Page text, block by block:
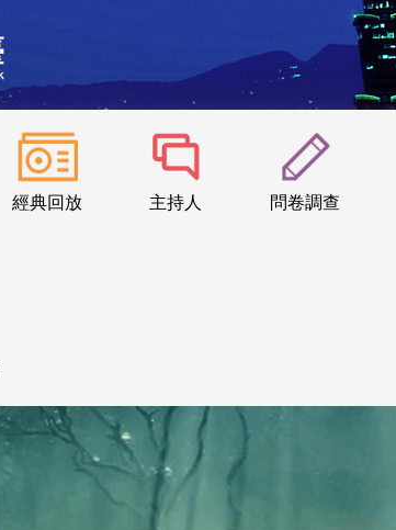
經典回放 主持人 問卷調查